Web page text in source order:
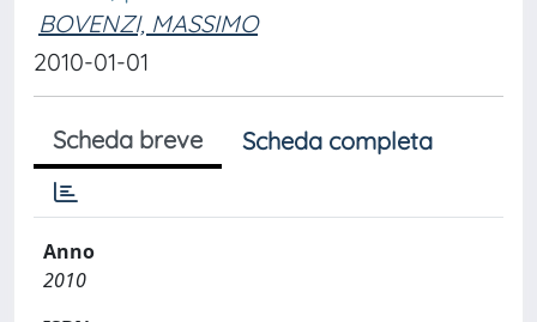
BOVENZI, MASSIMO
2010-01-01
Scheda breve Scheda completa
Anno
2010